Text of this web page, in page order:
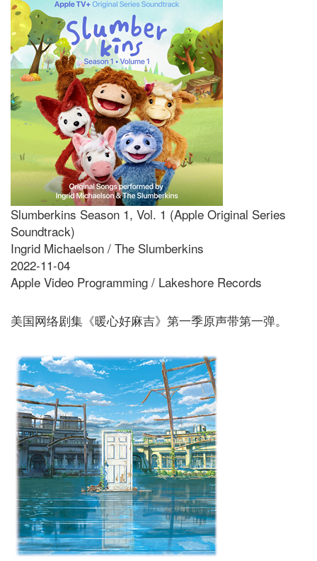
Slumberkins Season 1, Vol. 1 (Apple Original Series
Soundtrack)
Ingrid Michaelson / The Slumberkins
2022-11-04
Apple Video Programming / Lakeshore Records
美国网络剧集《暖心好麻吉》第一季原声带第一弹。